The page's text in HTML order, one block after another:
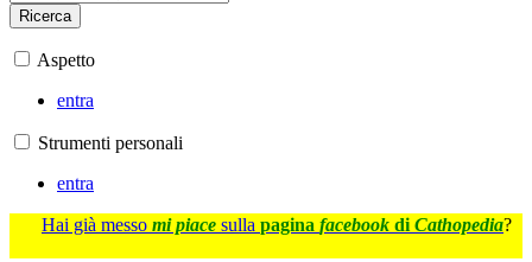
Ricerca
Aspetto
entra
Strumenti personali
entra
Hai già messo mi piace sulla pagina facebook di Cathopedia?